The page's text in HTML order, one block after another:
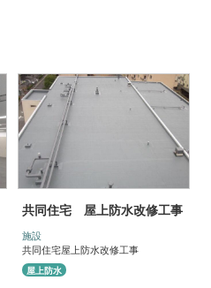
共同住宅 屋上防水改修工事
施設
共同住宅屋上防水改修工事
屋上防水